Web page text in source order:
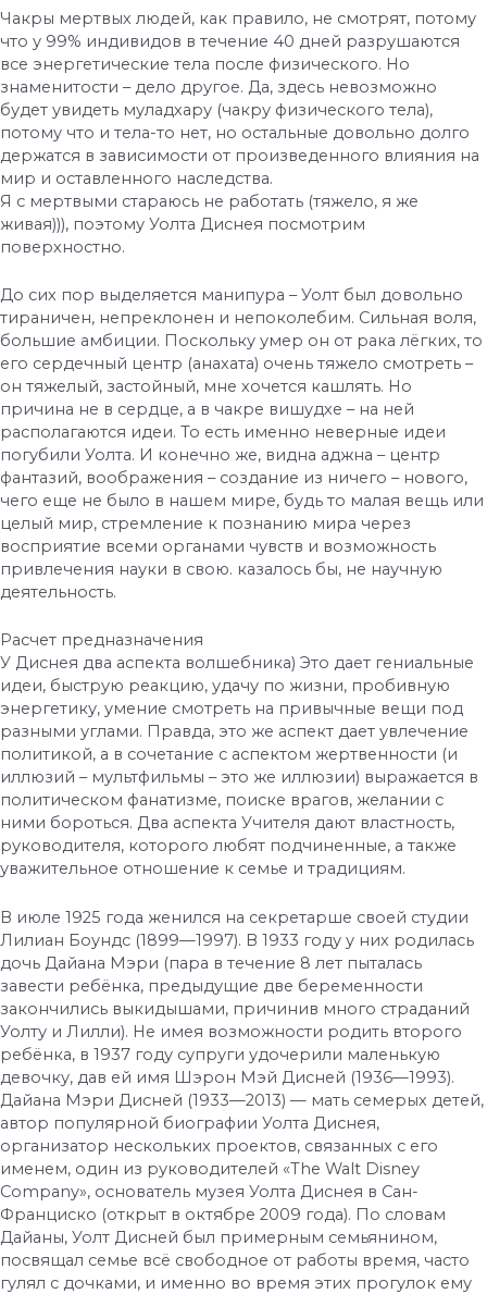
Чакры мертвых людей, как правило, не смотрят, потому
что у 99% индивидов в течение 40 дней разрушаются
все энергетические тела после физического. Но
знаменитости – дело другое. Да, здесь невозможно
будет увидеть муладхару (чакру физического тела),
потому что и тела-то нет, но остальные довольно долго
держатся в зависимости от произведенного влияния на
мир и оставленного наследства.
Я с мертвыми стараюсь не работать (тяжело, я же
живая))), поэтому Уолта Диснея посмотрим
поверхностно.
До сих пор выделяется манипура – Уолт был довольно
тираничен, непреклонен и непоколебим. Сильная воля,
большие амбиции. Поскольку умер он от рака лёгких, то
его сердечный центр (анахата) очень тяжело смотреть –
он тяжелый, застойный, мне хочется кашлять. Но
причина не в сердце, а в чакре вишудхе – на ней
располагаются идеи. То есть именно неверные идеи
погубили Уолта. И конечно же, видна аджна – центр
фантазий, воображения – создание из ничего – нового,
чего еще не было в нашем мире, будь то малая вещь или
целый мир, стремление к познанию мира через
восприятие всеми органами чувств и возможность
привлечения науки в свою. казалось бы, не научную
деятельность.
Расчет предназначения
У Диснея два аспекта волшебника) Это дает гениальные
идеи, быструю реакцию, удачу по жизни, пробивную
энергетику, умение смотреть на привычные вещи под
разными углами. Правда, это же аспект дает увлечение
политикой, а в сочетание с аспектом жертвенности (и
иллюзий – мультфильмы – это же иллюзии) выражается в
политическом фанатизме, поиске врагов, желании с
ними бороться. Два аспекта Учителя дают властность,
руководителя, которого любят подчиненные, а также
уважительное отношение к семье и традициям.
В июле 1925 года женился на секретарше своей студии
Лилиан Боундс (1899—1997). В 1933 году у них родилась
дочь Дайана Мэри (пара в течение 8 лет пыталась
завести ребёнка, предыдущие две беременности
закончились выкидышами, причинив много страданий
Уолту и Лилли). Не имея возможности родить второго
ребёнка, в 1937 году супруги удочерили маленькую
девочку, дав ей имя Шэрон Мэй Дисней (1936—1993).
Дайана Мэри Дисней (1933—2013) — мать семерых детей,
автор популярной биографии Уолта Диснея,
организатор нескольких проектов, связанных с его
именем, один из руководителей «The Walt Disney
Company», основатель музея Уолта Диснея в Сан-
Франциско (открыт в октябре 2009 года). По словам
Дайаны, Уолт Дисней был примерным семьянином,
посвящал семье всё свободное от работы время, часто
гулял с дочками, и именно во время этих прогулок ему